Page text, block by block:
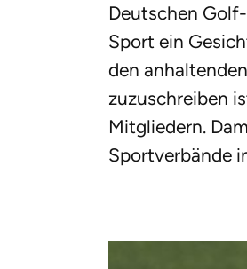
Deutschen
Sport ein
den
zuzuschreiben
Mitgliedern.
Sportverbände